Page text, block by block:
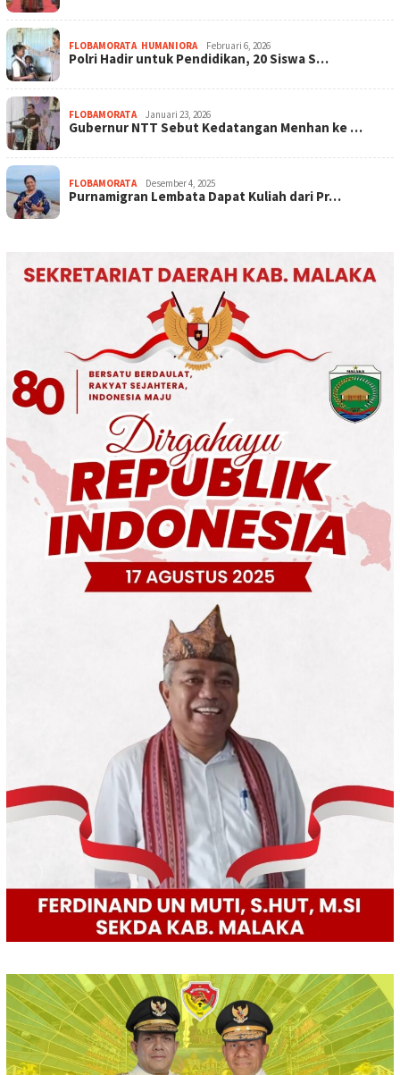
FLOBAMORATA, HUMANIORA Februari 6, 2026
Polri Hadir untuk Pendidikan, 20 Siswa S…
FLOBAMORATA Januari 23, 2026
Gubernur NTT Sebut Kedatangan Menhan ke …
FLOBAMORATA Desember 4, 2025
Purnamigran Lembata Dapat Kuliah dari Pr…